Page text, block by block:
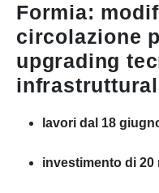
Formia:
circolazione
upgrading
lavori dal 18
investimento di 20